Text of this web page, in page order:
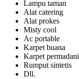
Lampu taman
Alat catering
Alat prokes
Misty cool
Ac portable
Karpet buana
Karpet permadani
Rumput sintetis
Dll.